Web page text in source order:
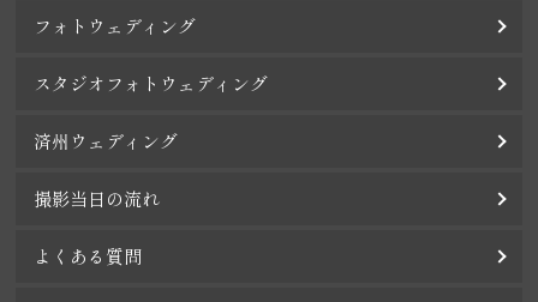
フォトウェディング
スタジオフォトウェディング
済州ウェディング
撮影当日の流れ
よくある質問